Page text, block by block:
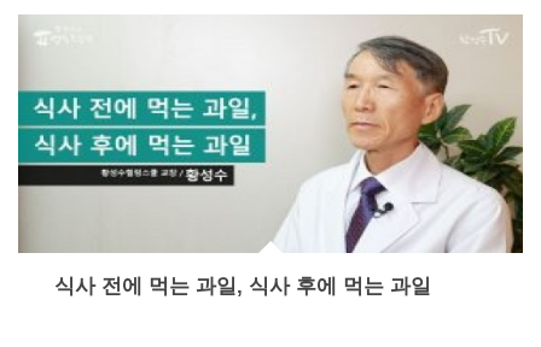
식사 전에 먹는 과일, 식사 후에 먹는 과일